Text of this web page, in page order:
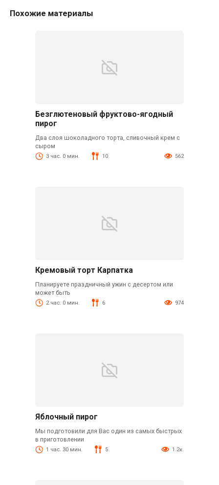
Похожие материалы
Безглютеновый фруктово-ягодный
пирог
Два слоя шоколадного торта, сливочный крем с
сыром
3 час. 0 мин. 10 562
Кремовый торт Карпатка
Планируете праздничный ужин с десертом или
может быть
2 час. 0 мин. 6 974
Яблочный пирог
Мы подготовили для Вас один из самых быстрых
в приготовлении
1 час. 30 мин. 5 1.2к.